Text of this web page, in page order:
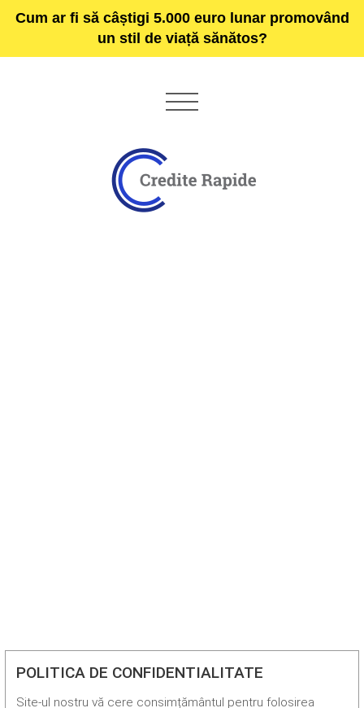
Cum ar fi să câștigi 5.000 euro lunar promovând
un stil de viață sănătos?
POLITICA DE CONFIDENTIALITATE
Site-ul nostru vă cere consimțământul pentru folosirea